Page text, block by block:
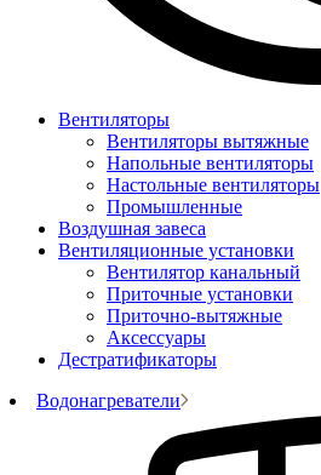
Вентиляторы
Вентиляторы вытяжные
Напольные вентиляторы
Настольные вентиляторы
Промышленные
Воздушная завеса
Вентиляционные установки
Вентилятор канальный
Приточные установки
Приточно-вытяжные
Аксессуары
Дестратификаторы
Водонагреватели